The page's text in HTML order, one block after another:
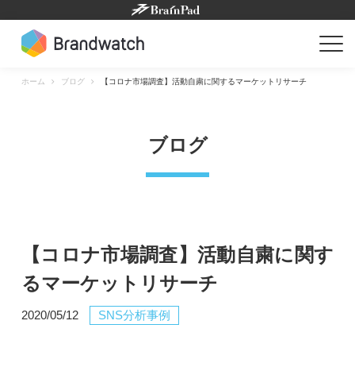
content
ホーム ブログ 【コロナ市場調査】活動自粛に関するマーケットリサーチ
ブログ
【コロナ市場調査】活動自粛に関す
るマーケットリサーチ
2020/05/12 SNS分析事例